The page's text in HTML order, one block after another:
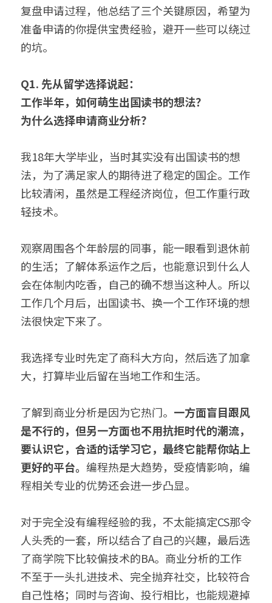
复盘申请过程，他总结了三个关键原因，希望为
准备申请的你提供宝贵经验，避开一些可以绕过
的坑。
Q1. 先从留学选择说起：
工作半年，如何萌生出国读书的想法？
为什么选择申请商业分析？
我18年大学毕业，当时其实没有出国读书的想
法，为了满足家人的期待进了稳定的国企。工作
比较清闲，虽然是工程经济岗位，但工作重行政
轻技术。
观察周围各个年龄层的同事，能一眼看到退休前
的生活；了解体系运作之后，也能意识到什么人
会在体制内吃香，自己的确不想当这种人。所以
工作几个月后，出国读书、换一个工作环境的想
法很快定下来了。
我选择专业时先定了商科大方向，然后选了加拿
大，打算毕业后留在当地工作和生活。
了解到商业分析是因为它热门。 一方面盲目跟风
是不行的，但另一方面也不用抗拒时代的潮流，
要认识它，合适的话学习它，最终它能帮你站上
更好的平台。 编程热是大趋势，受疫情影响，编
程相关专业的优势还会进一步凸显。
对于完全没有编程经验的我，不太能搞定CS那令
人头秃的一套，所以结合了自己的兴趣，最后选
了商学院下比较偏技术的BA。商业分析的工作
不至于一头扎进技术、完全抛弃社交，比较符合
自己性格；同时与咨询、投行相比，也能规避掉